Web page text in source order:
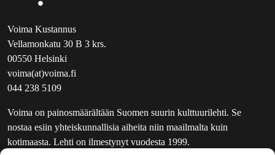
Voima Kustannus
Vellamonkatu 30 B 3 krs.
00550 Helsinki
voima(at)voima.fi
044 238 5109
Voima on painosmäärältään Suomen suurin kulttuurilehti. Se
nostaa esiin yhteiskunnallisia aiheita niin maailmalta kuin
kotimaasta. Lehti on ilmestynyt vuodesta 1999.